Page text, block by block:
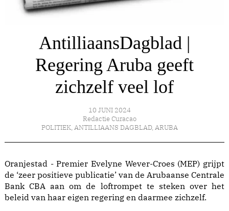
AntilliaansDagblad |
Regering Aruba geeft
zichzelf veel lof
10 JUNI 2024
Redactie Curacao
POLITIEK, ANTILLIAANS DAGBLAD, ARUBA
Oranjestad - Premier Evelyne Wever-Croes (MEP) grijpt
de ‘zeer positieve publicatie’ van de Arubaanse Centrale
Bank CBA aan om de loftrompet te steken over het
beleid van haar eigen regering en daarmee zichzelf.